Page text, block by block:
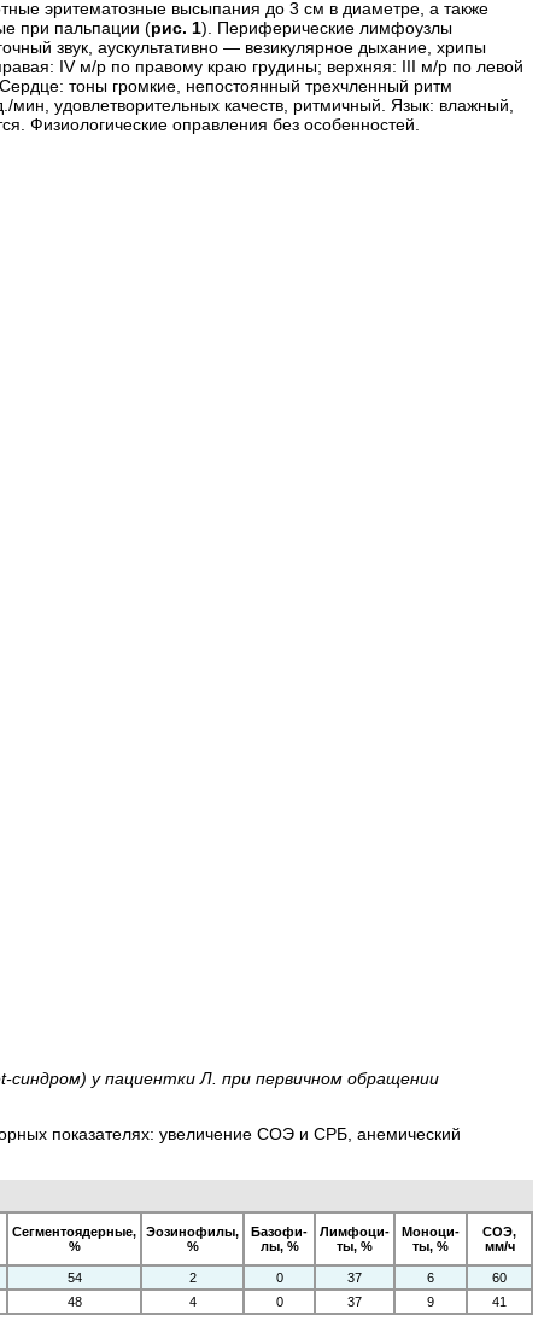
эритематозные высыпания до 3 см в диаметре, а также
при пальпации (рис. 1). Периферические лимфоузлы
звук, аускультативно — везикулярное дыхание, хрипы
IV м/р по правому краю грудины; верхняя: IІІ м/р по левой
тоны громкие, непостоянный трехчленный ритм
мин, удовлетворительных качеств, ритмичный. Язык: влажный,
Физиологические оправления без особенностей.
у пациентки Л. при первичном обращении
показателях: увеличение СОЭ и СРБ, анемический
Сегментоядерные,
%
Эозинофилы,
%
Базофи­
лы, %
Лимфоци­
ты, %
Моноци­
ты, %
СОЭ,
мм/ч
54 2 0 37 6
60
48 4 0 37 9 41